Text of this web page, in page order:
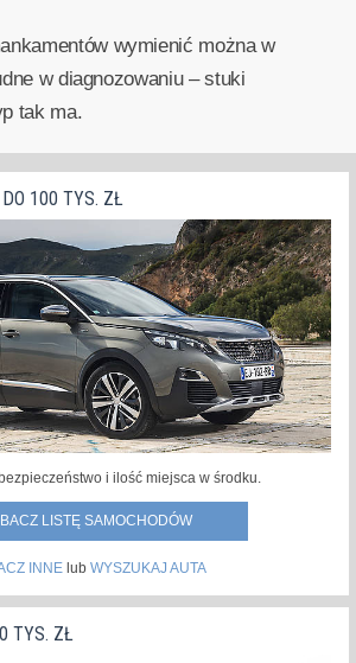
wymienić można w
w diagnozowaniu – stuki
tak ma.
100 TYS. ZŁ
i ilość miejsca w środku.
LISTĘ SAMOCHODÓW
INNElub WYSZUKAJ AUTA
TYS. ZŁ